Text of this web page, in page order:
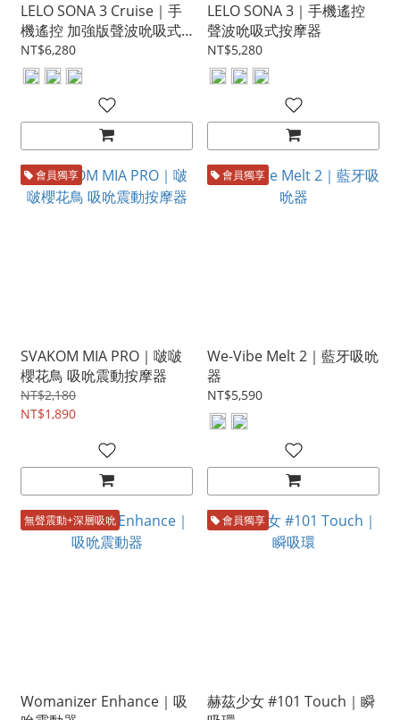
LELO SONA 3 Cruise｜手
機遙控 加強版聲波吮吸式
按摩器
NT$6,280
LELO SONA 3｜手機遙控
聲波吮吸式按摩器
NT$5,280
會員獨享
SVAKOM MIA PRO｜啵啵
櫻花鳥 吸吮震動按摩器
NT$2,180
NT$1,890
會員獨享
We-Vibe Melt 2｜藍牙吸吮
器
NT$5,590
無聲震動+深層吸吮
Womanizer Enhance｜吸
會員獨享
赫茲少女 #101 Touch｜瞬